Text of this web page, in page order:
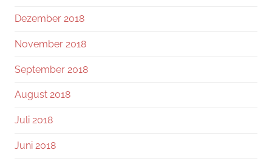
Dezember 2018
November 2018
September 2018
August 2018
Juli 2018
Juni 2018